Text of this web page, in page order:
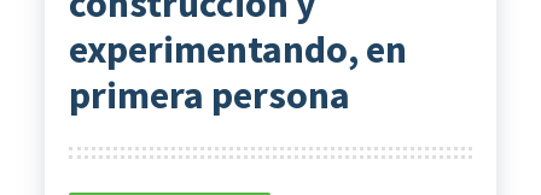
experimentando, en
primera persona